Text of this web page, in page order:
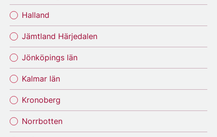
Halland
Jämtland Härjedalen
Jönköpings län
Kalmar län
Kronoberg
Norrbotten